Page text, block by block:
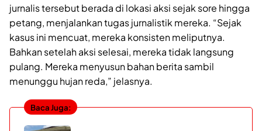
jurnalis tersebut berada di lokasi aksi sejak sore hingga
petang, menjalankan tugas jurnalistik mereka. “Sejak
kasus ini mencuat, mereka konsisten meliputnya.
Bahkan setelah aksi selesai, mereka tidak langsung
pulang. Mereka menyusun bahan berita sambil
menunggu hujan reda,” jelasnya.
Baca Juga: